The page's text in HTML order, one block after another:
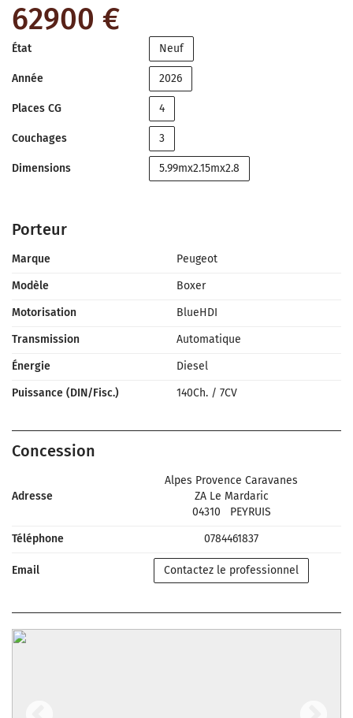
62900 €
État Neuf
Année 2026
Places CG 4
Couchages 3
Dimensions 5.99mx2.15mx2.8
Porteur
Marque
Peugeot
Modèle
Boxer
Motorisation
BlueHDI
Transmission
Automatique
Énergie
Diesel
Puissance (DIN/Fisc.)
140Ch. / 7CV
Concession
Adresse
Alpes Provence Caravanes
ZA Le Mardaric
04310
PEYRUIS
Téléphone
0784461837
Email Contactez le professionnel